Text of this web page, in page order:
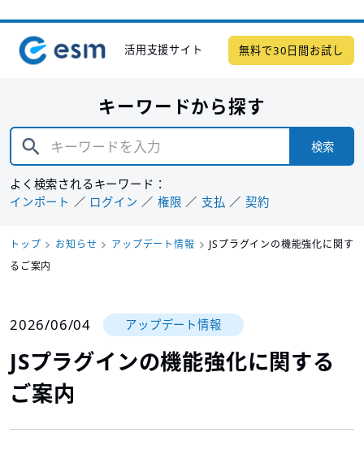
活用支援サイト 無料で30日間お試し
キーワードから探す
検索
よく検索されるキーワード：
インポート
ログイン 権限 支払 契約
トップ お知らせ アップデート情報
JSプラグインの機能強化に関す
るご案内
2026/06/04 アップデート情報
JSプラグインの機能強化に関する
ご案内